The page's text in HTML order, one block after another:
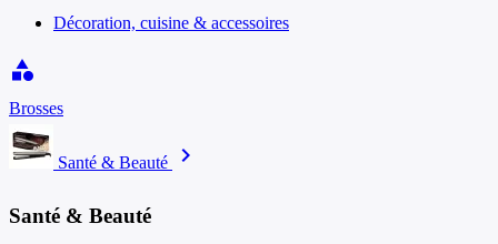
Décoration, cuisine & accessoires
category
Brosses
Santé & Beauté chevron_right
Santé & Beauté